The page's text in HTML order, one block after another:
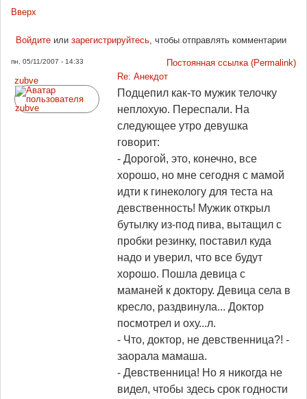
Вверх
Войдитеили зарегистрируйтесь, чтобы отправлять комментарии
пн, 05/11/2007 - 14:33
Постоянная ссылка (Permalink)
zubve
Re: Анекдот
Подцепил как-то мужик телочку
неплохую. Переспали. На
следующее утро девушка
говорит:
- Дорогой, это, конечно, все
хорошо, но мне сегодня с мамой
идти к гинекологу для теста на
девственность! Мужик открыл
бутылку из-под пива, вытащил с
пробки резинку, поставил куда
надо и уверил, что все будут
хорошо. Пошла девица с
маманей к доктору. Девица села в
кресло, раздвинула... Доктор
посмотрел и оху...л.
- Что, доктор, не девственница?! -
заорала мамаша.
- Девственница! Но я никогда не
видел, чтобы здесь срок годности